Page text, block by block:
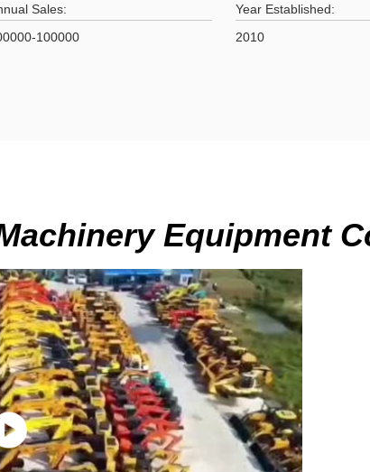
Sales:
100000
Year Established:
2010
Equipment